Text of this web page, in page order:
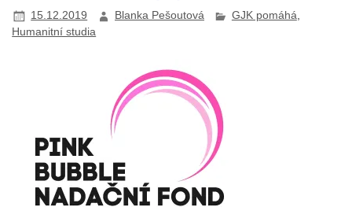
15.12.2019 Blanka Pešoutová GJK pomáhá,
Humanitní studia